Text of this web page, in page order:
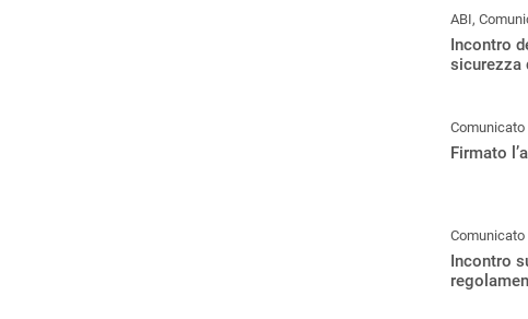
ABI,
Incontro
sicurezza
Comunicato
Firmato
Comunicato
Incontro